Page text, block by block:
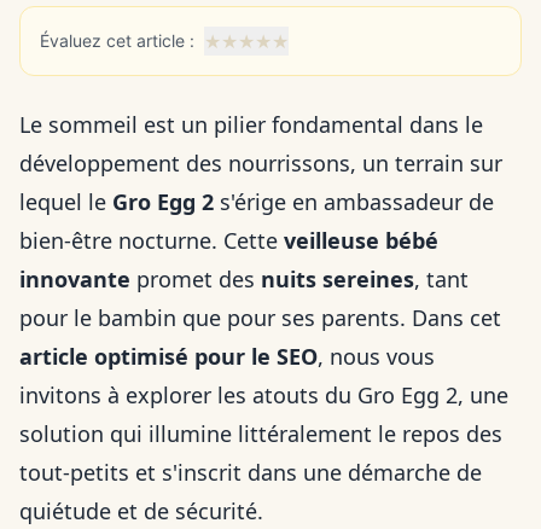
Évaluez cet article : ★★★★★
Le sommeil est un pilier fondamental dans le
développement des nourrissons, un terrain sur
lequel le Gro Egg 2 s'érige en ambassadeur de
bien-être nocturne. Cette veilleuse bébé
innovante promet des nuits sereines, tant
pour le bambin que pour ses parents. Dans cet
article optimisé pour le SEO, nous vous
invitons à explorer les atouts du Gro Egg 2, une
solution qui illumine littéralement le repos des
tout-petits et s'inscrit dans une démarche de
quiétude et de sécurité.